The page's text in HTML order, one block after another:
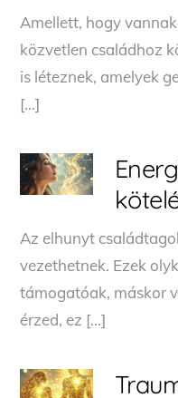
Amellett, hogy
közvetlen családhoz
is léteznek, amelyek
[…]
Az elhunyt
vezethetnek. Ezek
támogatóak, máskor
érzed, ez […]